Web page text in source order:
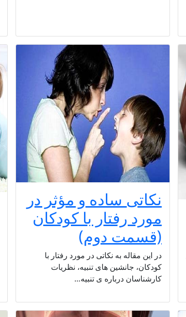
نکاتی ساده و مؤثر در
مورد رفتار با کودکان
(قسمت دوم)
در این مقاله به نکاتی در مورد رفتار با
کودکان، جانشین های تنبیه، نظریات
کارشناسان درباره ی تنبیه…